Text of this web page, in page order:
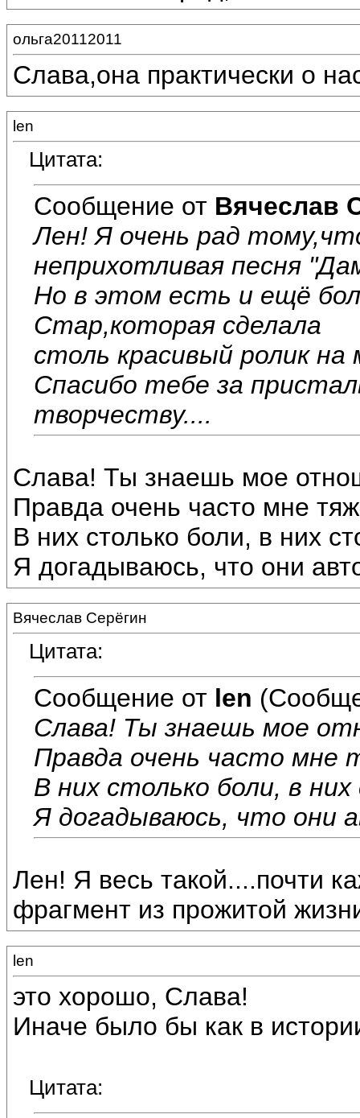
ольга20112011
Слава,она практически о
len
Цитата:
Сообщение от Вячеслав
Лен! Я очень рад
неприхотливая песня
Но в этом есть и ещё
Стар,которая сделала
столь красивый ролик
Спасибо тебе за
творчеству....
Слава! Ты знаешь мое
Правда очень часто мне
В них столько боли, в них
Я догадываюсь, что они
Вячеслав Серёгин
Цитата:
Сообщение от len
Слава! Ты знаешь мое
Правда очень часто
В них столько боли, в
Я догадываюсь, что они
Лен! Я весь такой....почти
фрагмент из прожитой
len
это хорошо, Слава!
Иначе было бы как в
Цитата: